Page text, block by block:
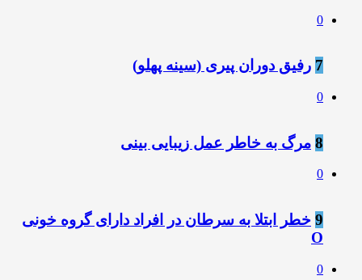
0
7 رفیق دوران پیری (سینه پهلو)
0
8 مرگ به خاطر عمل زیبایی بینی
0
9 خطر ابتلا به سرطان در افراد دارای گروه خونی
O
0